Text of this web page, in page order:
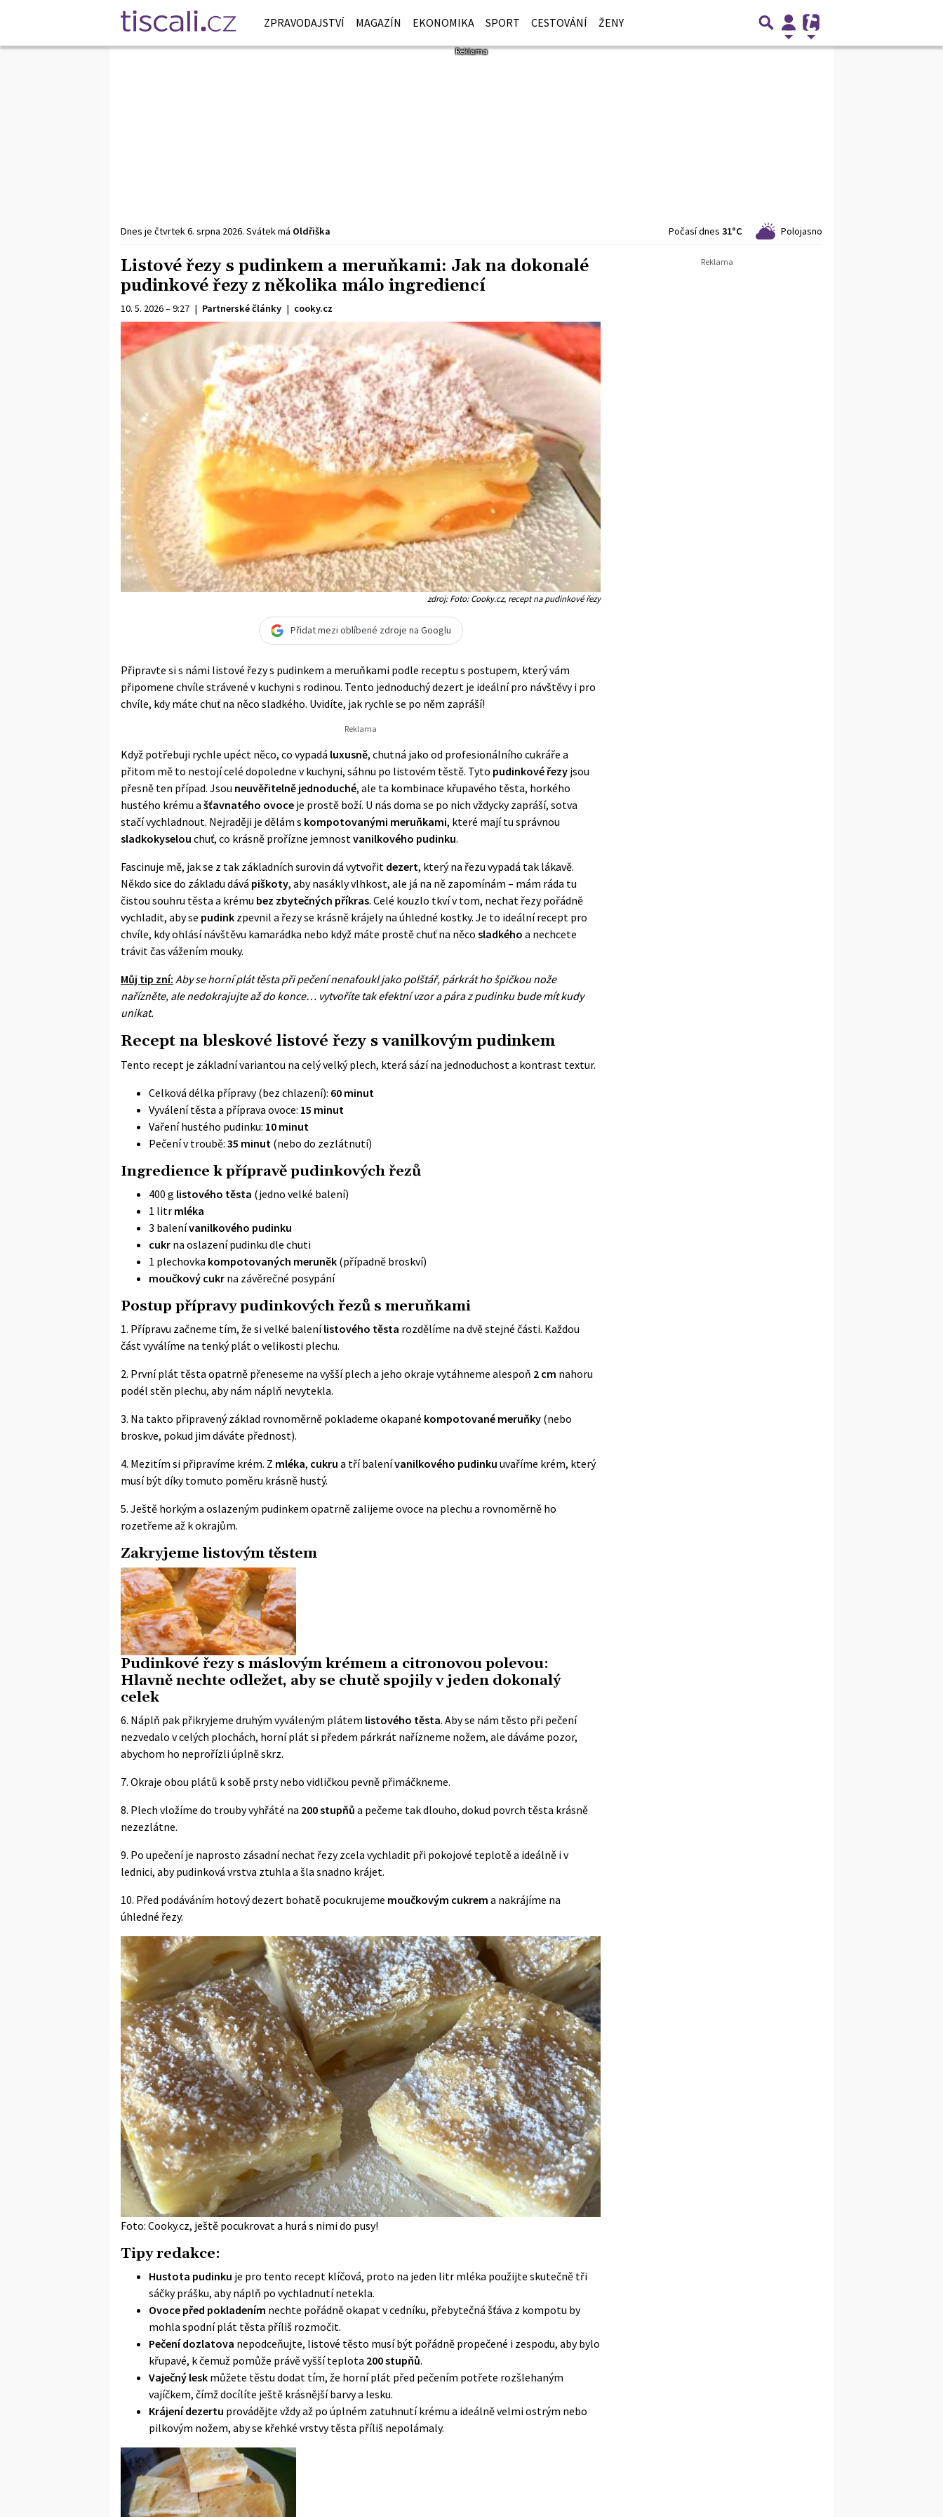
ZPRAVODAJSTVÍ MAGAZÍN EKONOMIKA SPORT CESTOVÁNÍ ŽENY
Dnes je čtvrtek6. srpna 2026. Svátek má Oldřiška Počasí dnes 31°C Polojasno
Listové řezy s pudinkem a meruňkami: Jak na dokonalé
pudinkové řezy z několika málo ingrediencí
10. 5. 2026 – 9:27 | Partnerské články | cooky.cz
zdroj: Foto: Cooky.cz, recept na pudinkové řezy
Přidat mezi oblíbené zdroje na Googlu
Připravte si s námi listové řezy s pudinkem a meruňkami podle receptu s postupem, který vám
připomene chvíle strávené v kuchyni s rodinou. Tento jednoduchý dezert je ideální pro návštěvy i pro
chvíle, kdy máte chuť na něco sladkého. Uvidíte, jak rychle se po něm zapráší!
Když potřebuji rychle upéct něco, co vypadá luxusně, chutná jako od profesionálního cukráře a
přitom mě to nestojí celé dopoledne v kuchyni, sáhnu po listovém těstě. Tyto pudinkové řezy jsou
přesně ten případ. Jsou neuvěřitelně jednoduché, ale ta kombinace křupavého těsta, horkého
hustého krému a šťavnatého ovoce je prostě boží. U nás doma se po nich vždycky zapráší, sotva
stačí vychladnout. Nejraději je dělám s kompotovanými meruňkami, které mají tu správnou
sladkokyselou chuť, co krásně prořízne jemnost vanilkového pudinku.
Fascinuje mě, jak se z tak základních surovin dá vytvořit dezert, který na řezu vypadá tak lákavě.
Někdo sice do základu dává piškoty, aby nasákly vlhkost, ale já na ně zapomínám – mám ráda tu
čistou souhru těsta a krému bez zbytečných příkras. Celé kouzlo tkví v tom, nechat řezy pořádně
vychladit, aby se pudink zpevnil a řezy se krásně krájely na úhledné kostky. Je to ideální recept pro
chvíle, kdy ohlásí návštěvu kamarádka nebo když máte prostě chuť na něco sladkého a nechcete
trávit čas vážením mouky.
Můj tip zní: Aby se horní plát těsta při pečení nenafoukl jako polštář, párkrát ho špičkou nože
nařízněte, ale nedokrajujte až do konce… vytvoříte tak efektní vzor a pára z pudinku bude mít kudy
unikat.
Recept na bleskové listové řezy s vanilkovým pudinkem
Tento recept je základní variantou na celý velký plech, která sází na jednoduchost a kontrast textur.
Celková délka přípravy (bez chlazení): 60 minut
Vyválení těsta a příprava ovoce: 15 minut
Vaření hustého pudinku: 10 minut
Pečení v troubě: 35 minut (nebo do zezlátnutí)
Ingredience k přípravě pudinkových řezů
400 g listového těsta (jedno velké balení)
1 litr mléka
3 balenívanilkového pudinku
cukr na oslazení pudinku dle chuti
1 plechovka kompotovaných meruněk (případně broskví)
moučkový cukr na závěrečné posypání
Postup přípravy pudinkových řezů s meruňkami
1. Přípravu začneme tím, že si velké balenílistového těsta rozdělíme na dvě stejné části. Každou
část vyválíme na tenký plát o velikosti plechu.
2. První plát těsta opatrně přeneseme na vyšší plech a jeho okraje vytáhneme alespoň 2 cm nahoru
podél stěn plechu, aby nám náplň nevytekla.
3. Na takto připravený základ rovnoměrně poklademe okapané kompotované meruňky (nebo
broskve, pokud jim dáváte přednost).
4. Mezitím si připravíme krém. Z mléka, cukru a tří balenívanilkového pudinku uvaříme krém, který
musí být díky tomuto poměru krásně hustý.
5. Ještě horkým a oslazeným pudinkem opatrně zalijeme ovoce na plechu a rovnoměrně ho
rozetřeme až k okrajům.
Zakryjeme listovým těstem
Pudinkové řezy s máslovým krémem a citronovou polevou:
Hlavně nechte odležet, aby se chutě spojily v jeden dokonalý
celek
6. Náplň pak přikryjeme druhým vyváleným plátem listového těsta. Aby se nám těsto při pečení
nezvedalo v celých plochách, horní plát si předem párkrát nařízneme nožem, ale dáváme pozor,
abychom ho neprořízli úplně skrz.
7. Okraje obou plátů k sobě prsty nebo vidličkou pevně přimáčkneme.
8. Plech vložíme do trouby vyhřáté na 200 stupňů a pečeme tak dlouho, dokud povrch těsta krásně
nezezlátne.
9. Po upečení je naprosto zásadní nechat řezy zcela vychladit při pokojové teplotě a ideálně i v
lednici, aby pudinková vrstva ztuhla a šla snadno krájet.
10. Před podáváním hotový dezert bohatě pocukrujeme moučkovým cukrem a nakrájíme na
úhledné řezy.
Foto: Cooky.cz, ještě pocukrovat a hurá s nimi do pusy!
Tipy redakce:
Hustota pudinku je pro tento recept klíčová, proto na jeden litr mléka použijte skutečně tři
sáčky prášku, aby náplň po vychladnutí netekla.
Ovoce před pokladením nechte pořádně okapat v cedníku, přebytečná šťáva z kompotu by
mohla spodní plát těsta příliš rozmočit.
Pečení dozlatova nepodceňujte, listové těsto musí být pořádně propečené i zespodu, aby bylo
křupavé, k čemuž pomůže právě vyšší teplota 200 stupňů.
Vaječný lesk můžete těstu dodat tím, že horní plát před pečením potřete rozšlehaným
vajíčkem, čímž docílíte ještě krásnější barvy a lesku.
Krájení dezertu provádějte vždy až po úplném zatuhnutí krému a ideálně velmi ostrým nebo
pilkovým nožem, aby se křehké vrstvy těsta příliš nepolámaly.